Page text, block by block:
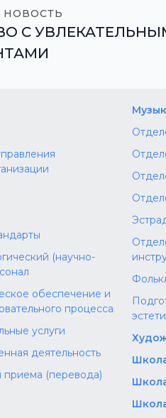
С
(научно-
обеспечение и
процесса
услуги
деятельность
приема (перевода)